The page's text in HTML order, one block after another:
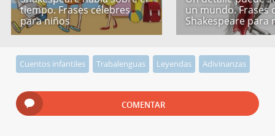
tiempo. Frases célebres
para niños
un mundo. Frases
Shakespeare para
Cuentos infantiles Trabalenguas Leyendas Adivinanzas
COMENTAR